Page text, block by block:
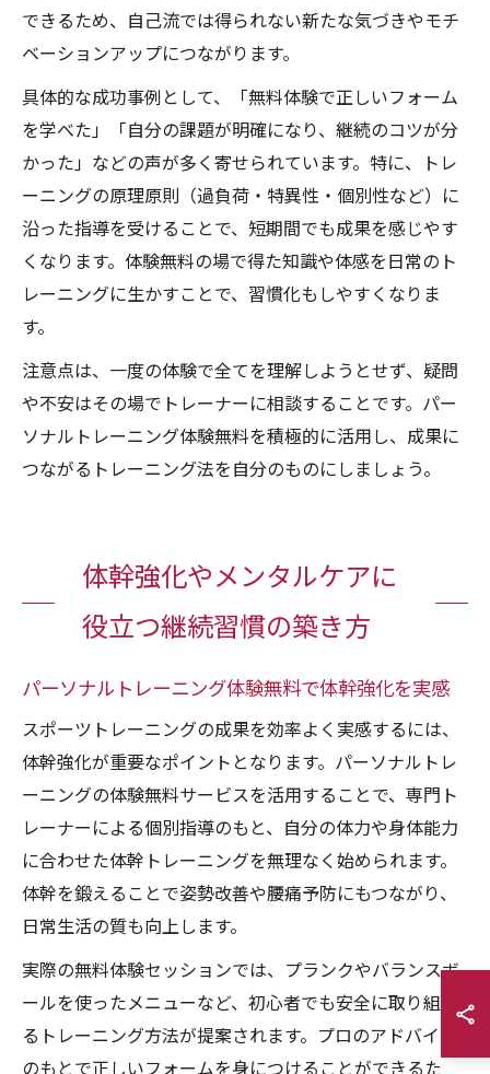
できるため、自己流では得られない新たな気づきやモチ
ベーションアップにつながります。
具体的な成功事例として、「無料体験で正しいフォーム
を学べた」「自分の課題が明確になり、継続のコツが分
かった」などの声が多く寄せられています。特に、トレ
ーニングの原理原則（過負荷・特異性・個別性など）に
沿った指導を受けることで、短期間でも成果を感じやす
くなります。体験無料の場で得た知識や体感を日常のト
レーニングに生かすことで、習慣化もしやすくなりま
す。
注意点は、一度の体験で全てを理解しようとせず、疑問
や不安はその場でトレーナーに相談することです。パー
ソナルトレーニング体験無料を積極的に活用し、成果に
つながるトレーニング法を自分のものにしましょう。
体幹強化やメンタルケアに
役立つ継続習慣の築き方
パーソナルトレーニング体験無料で体幹強化を実感
スポーツトレーニングの成果を効率よく実感するには、
体幹強化が重要なポイントとなります。パーソナルトレ
ーニングの体験無料サービスを活用することで、専門ト
レーナーによる個別指導のもと、自分の体力や身体能力
に合わせた体幹トレーニングを無理なく始められます。
体幹を鍛えることで姿勢改善や腰痛予防にもつながり、
日常生活の質も向上します。
実際の無料体験セッションでは、プランクやバランスボ
ールを使ったメニューなど、初心者でも安全に取り組め
るトレーニング方法が提案されます。プロのアドバイス
のもとで正しいフォームを身につけることができるた